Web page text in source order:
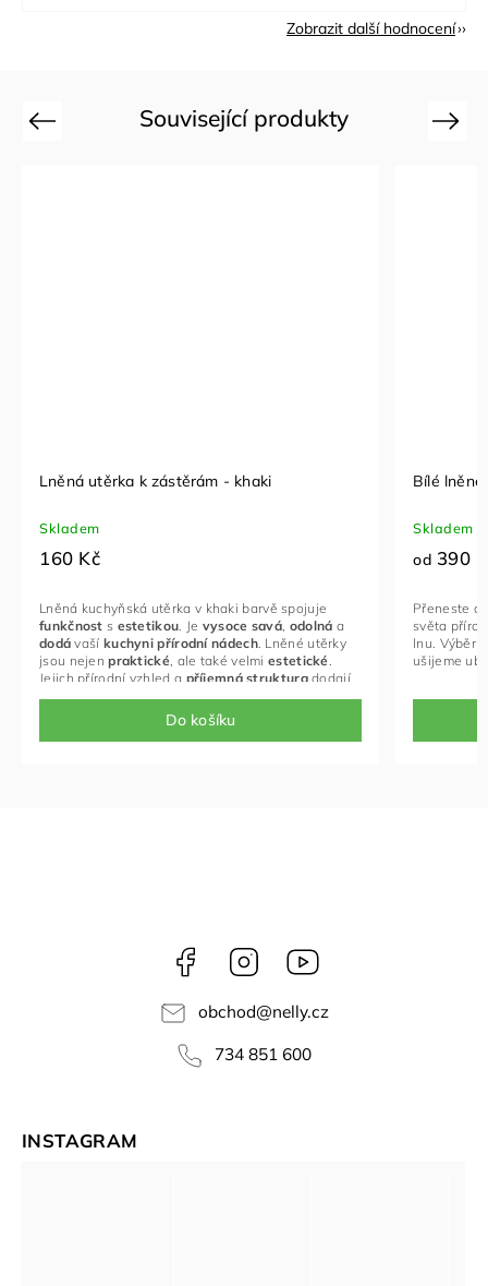
Zobrazit další hodnocení
Související produkty
Previous
Lněná utěrka k zástěrám - khaki
Skladem
160 Kč
Do košíku
Lněná kuchyňská utěrka v khaki barvě spojuje
funkčnost s estetikou Je vysoce savá odolná a
dodá vaší kuchyni přírodní nádech. Lněné utěrky
jsou nejenpraktické ale také velmiestetické
Jejich přírodní vzhled a příjemná strukturadodají
který byl využíván již našimi
Bílé
Skladem
od 390
Přeneste
světa
lnu. Výběr
ušijeme
Next
Facebook Instagram
obchod@nelly.cz
734 851 600
INSTAGRAM